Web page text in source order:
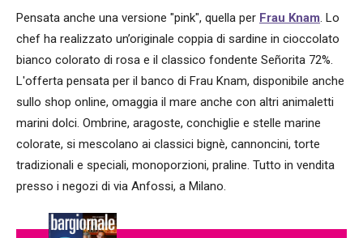
Pensata anche una versione "pink", quella per Frau Knam. Lo
chef ha realizzato un’originale coppia di sardine in cioccolato
bianco colorato di rosa e il classico fondente Señorita 72%.
L'offerta pensata per il banco di Frau Knam, disponibile anche
sullo shop online, omaggia il mare anche con altri animaletti
marini dolci. Ombrine, aragoste, conchiglie e stelle marine
colorate, si mescolano ai classici bignè, cannoncini, torte
tradizionali e speciali, monoporzioni, praline. Tutto in vendita
presso i negozi di via Anfossi, a Milano.